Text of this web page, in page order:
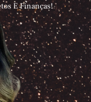
E Finanças!